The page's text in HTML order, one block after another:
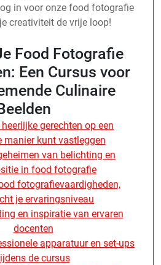
in voor onze food fotografie
creativiteit de vrije loop!
Food Fotografie
Een Cursus voor
Culinaire
gerechten op een
manier kunt vastleggen
van belichting en
in food fotografie
fotografievaardigheden,
je ervaringsniveau
en inspiratie van ervaren
docenten
apparatuur en set-ups
de cursus